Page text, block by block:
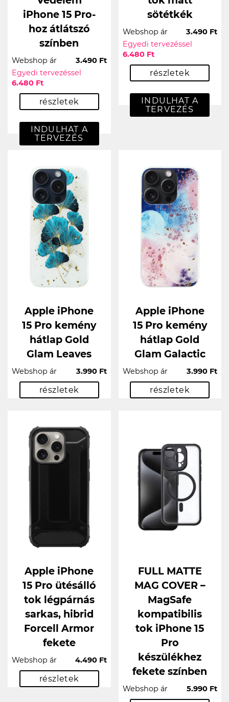
iPhone 15 Pro-
hoz átlátszó
színben
Webshop ár
3.490 Ft
Egyedi tervezéssel
6.480 Ft
részletek
INDULHAT A
TERVEZÉS
sötétkék
Webshop ár
3.490 Ft
Egyedi tervezéssel
6.480 Ft
részletek
INDULHAT A
TERVEZÉS
Apple iPhone
15 Pro kemény
hátlap Gold
Glam Leaves
Webshop ár 3.990 Ft
részletek
Apple iPhone
15 Pro kemény
hátlap Gold
Glam Galactic
Webshop ár 3.990 Ft
részletek
Apple iPhone
15 Pro ütésálló
tok légpárnás
sarkas, hibrid
Forcell Armor
fekete
Webshop ár 4.490 Ft
részletek
FULL MATTE
MAG COVER –
MagSafe
kompatibilis
tok iPhone 15
Pro
készülékhez
fekete színben
Webshop ár 5.990 Ft